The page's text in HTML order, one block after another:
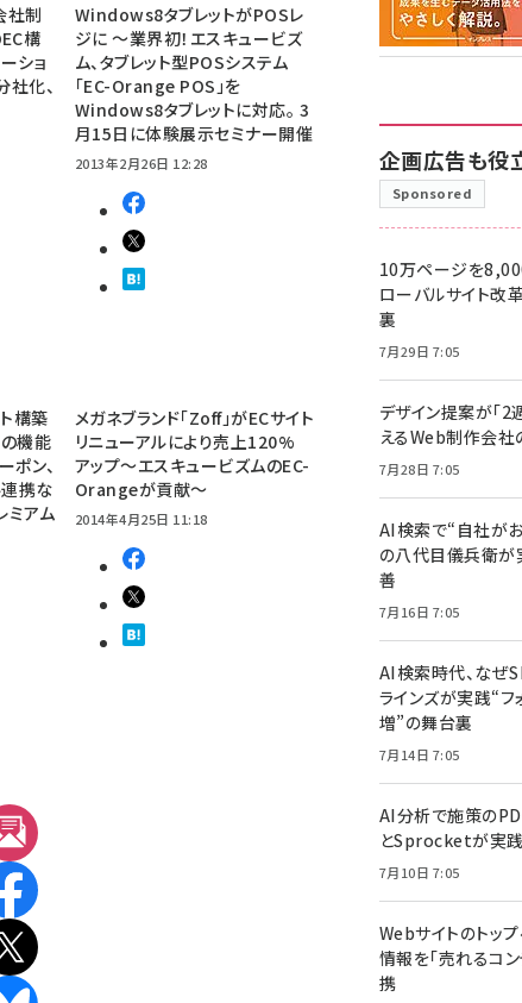
社制
構
ショ
化、
Windows8タブレットがPOSレ
ジに ～業界初！エスキュービズ
ム、タブレット型POSシステム
「EC-Orange POS」を
Windows8タブレットに対応。 3
月15日に体験展示セミナー開催
2013年2月26日 12:28
構築
機能
ポン、
連携な
ミアム
メガネブランド「Zoff」がECサイト
リニューアルにより売上120%
アップ～エスキュービズムのEC-
Orangeが貢献～
2014年4月25日 11:18
企画広告も役
Sponsored
10万ページを
ローバルサイト改
裏
7月29日 7:05
デザイン提案が「
えるWeb制作会社
7月28日 7:05
AI検索で“自社が
の八代目儀兵衛が
善
7月16日 7:05
AI検索時代、なぜ
ラインズが実践“
増”の舞台裏
7月14日 7:05
AI分析で施策の
とSprocketが実
7月10日 7:05
Webサイトのトッ
情報を「売れるコ
携